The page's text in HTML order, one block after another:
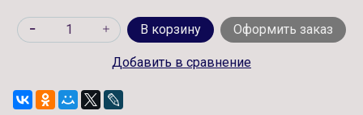
В корзину Оформить заказ
Добавить в сравнение